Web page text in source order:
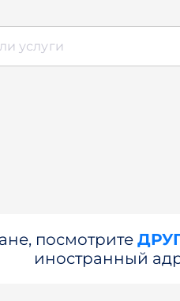
посмотрите
иностранный